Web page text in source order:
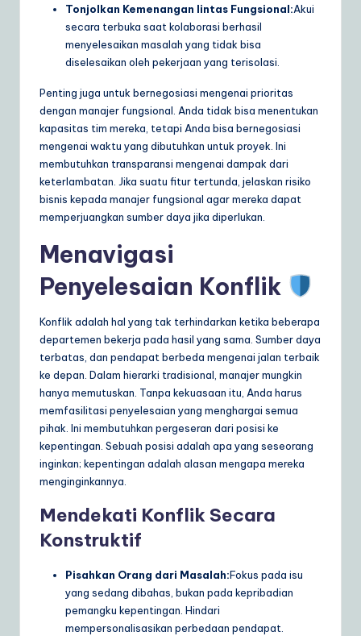
Tonjolkan Kemenangan lintas Fungsional:Akui
secara terbuka saat kolaborasi berhasil
menyelesaikan masalah yang tidak bisa
diselesaikan oleh pekerjaan yang terisolasi.
Penting juga untuk bernegosiasi mengenai prioritas
dengan manajer fungsional. Anda tidak bisa menentukan
kapasitas tim mereka, tetapi Anda bisa bernegosiasi
mengenai waktu yang dibutuhkan untuk proyek. Ini
membutuhkan transparansi mengenai dampak dari
keterlambatan. Jika suatu fitur tertunda, jelaskan risiko
bisnis kepada manajer fungsional agar mereka dapat
memperjuangkan sumber daya jika diperlukan.
Menavigasi
Penyelesaian Konflik
Konflik adalah hal yang tak terhindarkan ketika beberapa
departemen bekerja pada hasil yang sama. Sumber daya
terbatas, dan pendapat berbeda mengenai jalan terbaik
ke depan. Dalam hierarki tradisional, manajer mungkin
hanya memutuskan. Tanpa kekuasaan itu, Anda harus
memfasilitasi penyelesaian yang menghargai semua
pihak. Ini membutuhkan pergeseran dari posisi ke
kepentingan. Sebuah posisi adalah apa yang seseorang
inginkan; kepentingan adalah alasan mengapa mereka
menginginkannya.
Mendekati Konflik Secara
Konstruktif
Pisahkan Orang dari Masalah:Fokus pada isu
yang sedang dibahas, bukan pada kepribadian
pemangku kepentingan. Hindari
mempersonalisasikan perbedaan pendapat.